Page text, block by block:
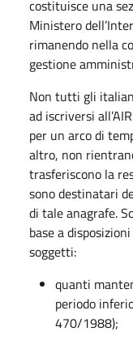
costituisce una
Ministero
rimanendo nella
gestione
Non tutti gli
ad iscriversi
per un arco di
altro, non
trasferiscono la
sono destinatari
di tale anagrafe.
base a
soggetti:
quanti
periodo
470/1988);